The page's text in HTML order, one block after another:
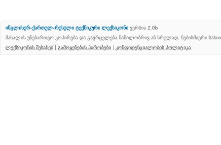
ინგლისურ-ქართულ-რუსული ტექნიკური ლექსიკონი ვერსია 2.0b
მასალის უნებართვო კოპირება და გავრცელება ნაწილობრივ ან სრულად, ნებისმიერი
ლექსიკონის შესახებ | გამოყენების პირობები | კონფიდენციალობის პოლიტიკა